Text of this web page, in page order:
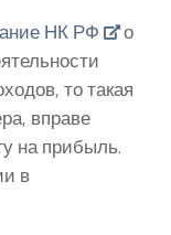
НК РФ
о
то такая
вправе
на прибыль.
в